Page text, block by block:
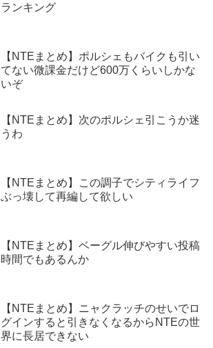
ランキング
【NTEまとめ】ポルシェもバイクも引い
てない微課金だけど600万くらいしかな
いぞ
【NTEまとめ】次のポルシェ引こうか迷
うわ
【NTEまとめ】この調子でシティライフ
ぶっ壊して再編して欲しい
【NTEまとめ】ベーグル伸びやすい投稿
時間でもあるんか
【NTEまとめ】ニャクラッチのせいでロ
グインすると引きなくなるからNTEの世
界に長居できない